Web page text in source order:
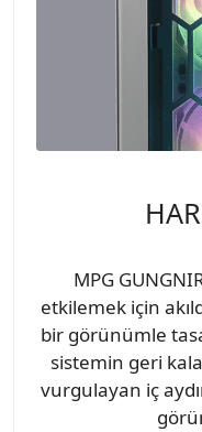
MPG
etkilemek için
bir görünümle
sistemin geri
vurgulayan iç